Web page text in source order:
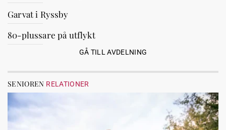
Garvat i Ryssby
80-plussare på utflykt
GÅ TILL AVDELNING
SENIOREN RELATIONER